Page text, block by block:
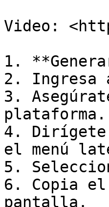
Video:
1.
2. Ingresa
3.
plataforma.
4. Dirígete
el menú
5.
6. Copia el
pantalla.